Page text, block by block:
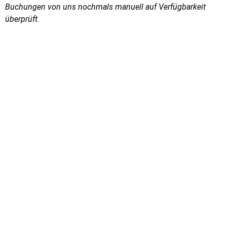
Buchungen von uns nochmals manuell auf Verfügbarkeit
überprüft.